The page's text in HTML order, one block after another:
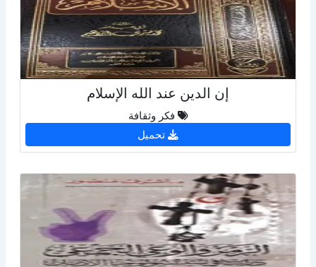
إن الدين عند الله الإسلام
فكر وثقافة
تحميل